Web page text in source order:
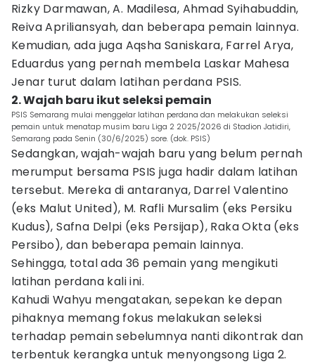
Rizky Darmawan, A. Madilesa, Ahmad Syihabuddin,
Reiva Apriliansyah, dan beberapa pemain lainnya.
Kemudian, ada juga Aqsha Saniskara, Farrel Arya,
Eduardus yang pernah membela Laskar Mahesa
Jenar turut dalam latihan perdana PSIS.
2. Wajah baru ikut seleksi pemain
PSIS Semarang mulai menggelar latihan perdana dan melakukan seleksi
pemain untuk menatap musim baru Liga 2 2025/2026 di Stadion Jatidiri,
Semarang pada Senin (30/6/2025) sore. (dok. PSIS)
Sedangkan, wajah-wajah baru yang belum pernah
merumput bersama PSIS juga hadir dalam latihan
tersebut. Mereka di antaranya, Darrel Valentino
(eks Malut United), M. Rafli Mursalim (eks Persiku
Kudus), Safna Delpi (eks Persijap), Raka Okta (eks
Persibo), dan beberapa pemain lainnya.
Sehingga, total ada 36 pemain yang mengikuti
latihan perdana kali ini.
Kahudi Wahyu mengatakan, sepekan ke depan
pihaknya memang fokus melakukan seleksi
terhadap pemain sebelumnya nanti dikontrak dan
terbentuk kerangka untuk menyongsong Liga 2.